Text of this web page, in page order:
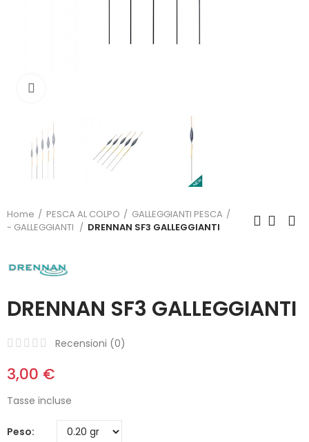
Home PESCA AL COLPO
GALLEGGIANTI PESCA
- GALLEGGIANTI
DRENNAN SF3 GALLEGGIANTI
DRENNAN SF3 GALLEGGIANTI
Recensioni (0)
3,00 €
Tasse incluse
Peso